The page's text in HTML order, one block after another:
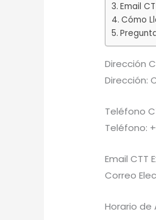
Email
Cómo
Dirección
Dirección:
Teléfono
Teléfono:
Email CTT
Correo
Horario de